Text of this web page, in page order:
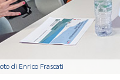
di Enrico Frascati